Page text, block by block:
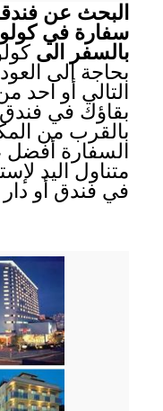
البحث عن
سفارة في
بالسفر الى
بحاجة الى
التالي أو احد
بقاؤك في فندق
بالقرب من
السفارة أفضل
متناول اليد
في فندق أو